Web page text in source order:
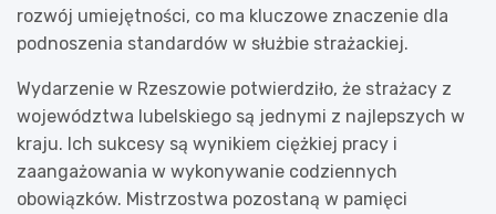
rozwój umiejętności, co ma kluczowe znaczenie dla
podnoszenia standardów w służbie strażackiej.
Wydarzenie w Rzeszowie potwierdziło, że strażacy z
województwa lubelskiego są jednymi z najlepszych w
kraju. Ich sukcesy są wynikiem ciężkiej pracy i
zaangażowania w wykonywanie codziennych
obowiązków. Mistrzostwa pozostaną w pamięci